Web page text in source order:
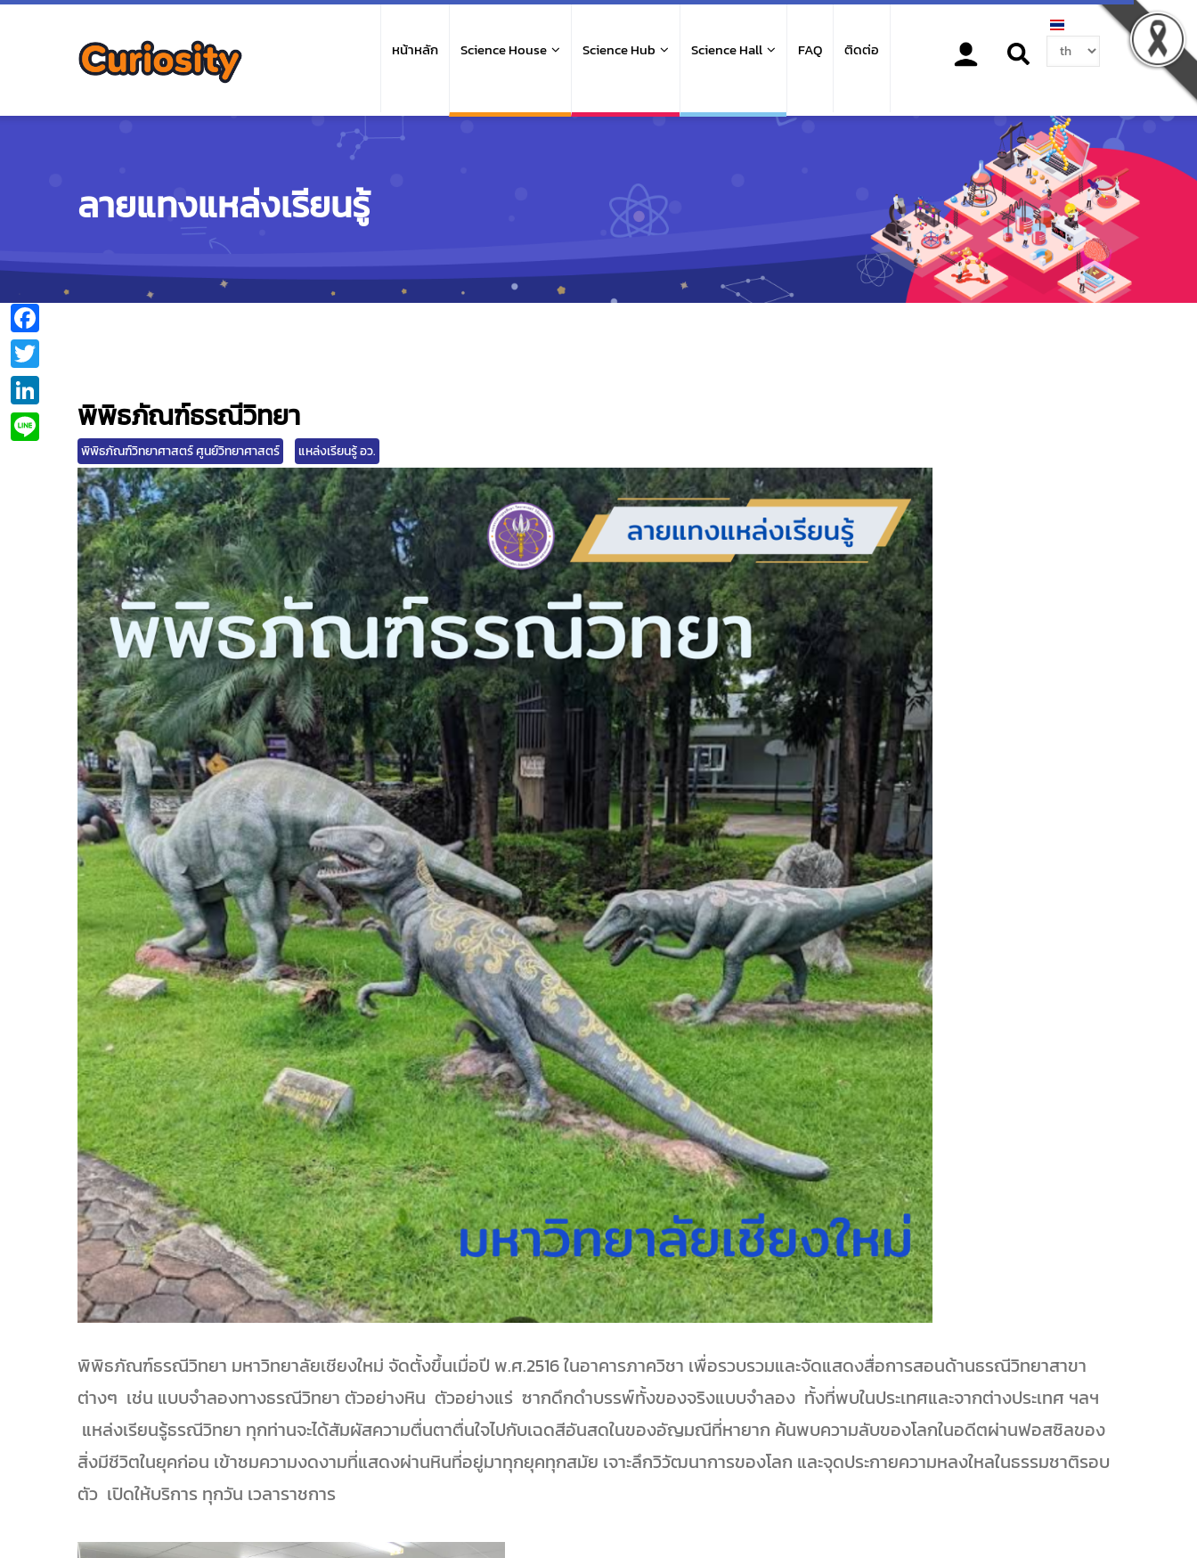
Main
navigation
หน้าหลัก Science House Science Hub Science Hall FAQ ติดต่อ
Select
your
ลายแทงแหล่งเรียนรู้
LinkedIn
พิพิธภัณฑ์ธรณีวิทยา
พิพิธภัณฑ์วิทยาศาสตร์ ศูนย์วิทยาศาสตร์ แหล่งเรียนรู้ อว.
พิพิธภัณฑ์ธรณีวิทยา มหาวิทยาลัยเชียงใหม่ จัดตั้งขึ้นเมื่อปี พ.ศ.2516 ในอาคารภาควิชา เพื่อรวบรวมและจัดแสดงสื่อการสอนด้านธรณีวิทยาสาขา
ต่างๆ เช่น แบบจำลองทางธรณีวิทยา ตัวอย่างหิน ตัวอย่างแร่ ซากดึกดำบรรพ์ทั้งของจริงแบบจำลอง ทั้งที่พบในประเทศและจากต่างประเทศ ฯลฯ
แหล่งเรียนรู้ธรณีวิทยา ทุกท่านจะได้สัมผัสความตื่นตาตื่นใจไปกับเฉดสีอันสดในของอัญมณีที่หายาก ค้นพบความลับของโลกในอดีตผ่านฟอสซิลของ
สิ่งมีชีวิตในยุคก่อน เข้าชมความงดงามที่แสดงผ่านหินที่อยู่มาทุกยุคทุกสมัย เจาะลึกวิวัฒนาการของโลก และจุดประกายความหลงใหลในธรรมชาติรอบ
ตัว เปิดให้บริการ ทุกวัน เวลาราชการ